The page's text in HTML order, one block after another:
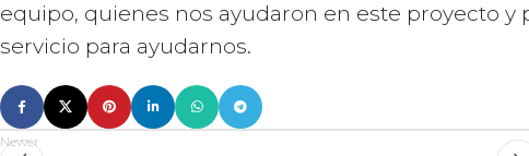
equipo, quienes nos ayudaron en este proyecto
servicio para ayudarnos.
Newer